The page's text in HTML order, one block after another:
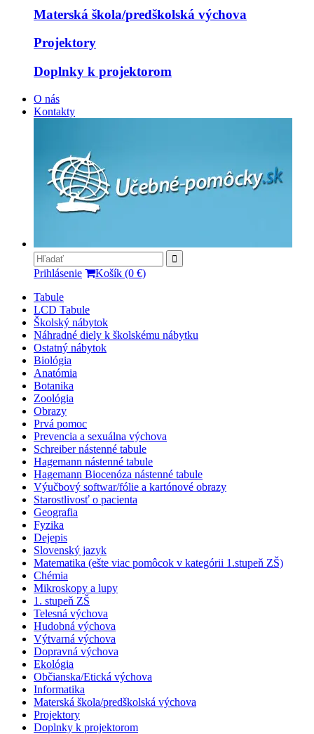
Materská škola/predškolská výchova
Projektory
Doplnky k projektorom
O nás
Kontakty
Prihlásenie
Košík (0 €)
Tabule
LCD Tabule
Školský nábytok
Náhradné diely k školskému nábytku
Ostatný nábytok
Biológia
Anatómia
Botanika
Zoológia
Obrazy
Prvá pomoc
Prevencia a sexuálna výchova
Schreiber nástenné tabule
Hagemann nástenné tabule
Hagemann Biocenóza nástenné tabule
Výučbový softwar/fólie a kartónové obrazy
Starostlivosť o pacienta
Geografia
Fyzika
Dejepis
Slovenský jazyk
Matematika (ešte viac pomôcok v kategórii 1.stupeň ZŠ)
Chémia
Mikroskopy a lupy
1. stupeň ZŠ
Telesná výchova
Hudobná výchova
Výtvarná výchova
Dopravná výchova
Ekológia
Občianska/Etická výchova
Informatika
Materská škola/predškolská výchova
Projektory
Doplnky k projektorom